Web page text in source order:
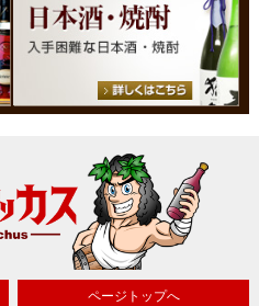
ページトップへ